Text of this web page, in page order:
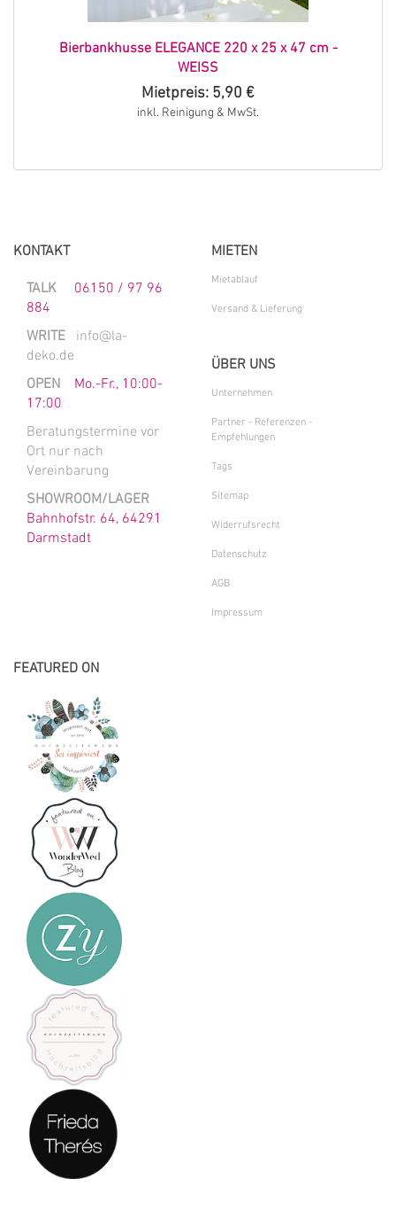
Bierbankhusse ELEGANCE 220 x 25 x 47 cm -
WEISS
Mietpreis: 5,90 €
inkl. Reinigung & MwSt.
KONTAKT
TALK 06150 / 97 96
884
WRITE info@la-
deko.de
OPEN Mo.-Fr., 10:00-
17:00
Beratungstermine vor
Ort nur nach
Vereinbarung
SHOWROOM/LAGER
Bahnhofstr. 64, 64291
Darmstadt
MIETEN
Mietablauf
Versand & Lieferung
ÜBER UNS
Unternehmen
Partner - Referenzen -
Empfehlungen
Tags
Sitemap
Widerrufsrecht
Datenschutz
AGB
Impressum
FEATURED ON